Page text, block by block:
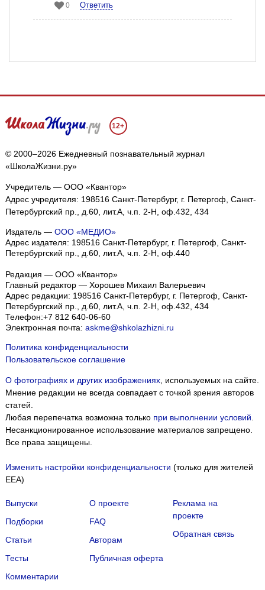
0 Ответить
12+
© 2000–2026 Ежедневный познавательный журнал
«ШколаЖизни.ру»
Учредитель — ООО «Квантор»
Адрес учредителя: 198516 Санкт-Петербург, г. Петергоф, Санкт-
Петербургский пр., д.60, лит.А, ч.п. 2-Н, оф.432, 434
Издатель — ООО «МЕДИО»
Адрес издателя: 198516 Санкт-Петербург, г. Петергоф, Санкт-
Петербургский пр., д.60, лит.А, ч.п. 2-Н, оф.440
Редакция — ООО «Квантор»
Главный редактор — Хорошев Михаил Валерьевич
Адрес редакции: 198516 Санкт-Петербург, г. Петергоф, Санкт-
Петербургский пр., д.60, лит.А, ч.п. 2-Н, оф.432, 434
Телефон:+7 812 640-06-60
Электронная почта: askme@shkolazhizni.ru
Политика конфиденциальности
Пользовательское соглашение
О фотографиях и других изображениях, используемых на сайте.
Мнение редакции не всегда совпадает с точкой зрения авторов
статей.
Любая перепечатка возможна только при выполнении условий.
Несанкционированное использование материалов запрещено.
Все права защищены.
Изменить настройки конфиденциальности (только для жителей
EEA)
Выпуски
Подборки
Статьи
Тесты
Комментарии
О проекте
FAQ
Авторам
Публичная оферта
Реклама на
проекте
Обратная связь